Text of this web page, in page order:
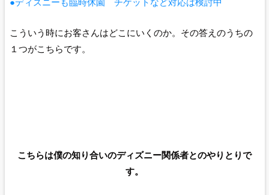
こういう時にお客さんはどこにいくのか。その答えのうちの
１つがこちらです。
こちらは僕の知り合いのディズニー関係者とのやりとりで
す。